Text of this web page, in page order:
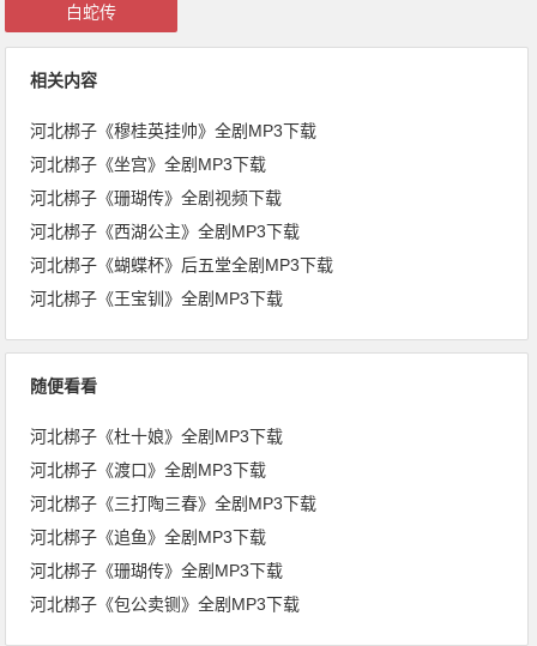
白蛇传
相关内容
河北梆子《穆桂英挂帅》全剧MP3下载
河北梆子《坐宫》全剧MP3下载
河北梆子《珊瑚传》全剧视频下载
河北梆子《西湖公主》全剧MP3下载
河北梆子《蝴蝶杯》后五堂全剧MP3下载
河北梆子《王宝钏》全剧MP3下载
随便看看
河北梆子《杜十娘》全剧MP3下载
河北梆子《渡口》全剧MP3下载
河北梆子《三打陶三春》全剧MP3下载
河北梆子《追鱼》全剧MP3下载
河北梆子《珊瑚传》全剧MP3下载
河北梆子《包公卖铡》全剧MP3下载